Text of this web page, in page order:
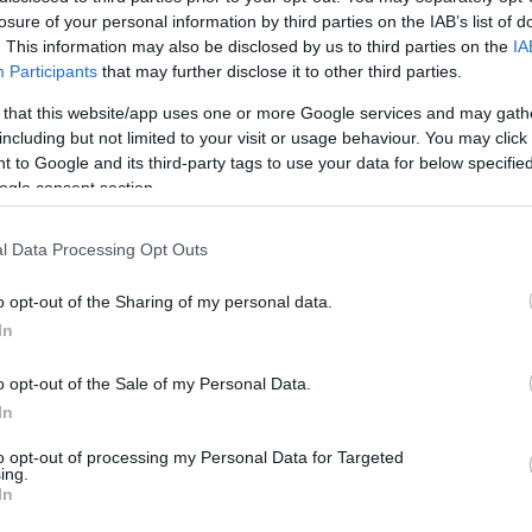
of your personal information by third parties on the IAB’s list of
This information may also be disclosed by us to third parties on the
Participants that may further disclose it to other third parties.
that this website/app uses one or more Google services and may
but not limited to your visit or usage behaviour. You may
to Google and its third-party tags to use your data for below
consent section.
Data Processing Opt Outs
opt-out of the Sharing of my personal data.
opt-out of the Sale of my Personal Data.
opt-out of processing my Personal Data for Targeted
FELELŐS A GLOBÁLIS FELMELEGEDÉSÉRT
2021. január 19|Mindenki ügye
Az ember által előidézett károsanyag-kibocsátás a felelős
végbemenő globális felmelegedésért - erre a
következtetésre jutott egy nemzetközi kutatócsop...
2021. május 05|Mindenki ügye
digitálistechnológia-használata és a mentális egészségi
KUTATÁSOKRA AZ EGRI EGYETEM
2021. december 16|